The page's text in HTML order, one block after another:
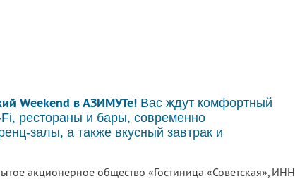
Weekend в АЗИМУТе! Вас ждут комфортный
рестораны и бары, современно
залы, а также вкусный завтрак и
акционерное общество «Гостиница «Советская», ИНН